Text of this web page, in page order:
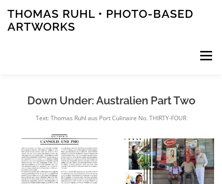
Inhalt
springen
THOMAS RUHL • PHOTO-BASED
ARTWORKS
Menü
PRESS
Down Under: Australien Part Two
Text: Thomas Ruhl aus Port Culinaire No. THIRTY-FOUR